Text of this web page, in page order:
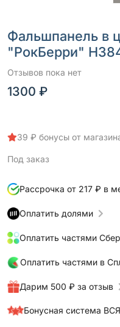
Фальшпанель в
"РокБерри"
Отзывов пока нет
1300 ₽
39 ₽ бонусы от
Под заказ
Рассрочка от 217 ₽ в
Оплатить долями
Оплатить частями
Оплатить частями в
Дарим 500 ₽ за отзыв
Бонусная система